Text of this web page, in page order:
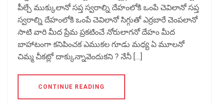
పీల్చే ముక్కులానో సప్త స్వరాల్ని దేహంలోకి ఒంపే చెవిలానో సప్త
స్వరాల్ని దేహంలోకి ఒంపే చెవిలానో సిగ్గుతో ఎర్రబారే చెంపలానో
సాటి వారి మీద ప్రేమ ప్రకటించే నోరులాగనో దేహం మీద
బాహాటంగా కనిపించక ఎముకల గూడు మధ్య ఏ మూలనో
చిమ్మ చీకట్లో దాక్కున్నావెందుకని ? నేనీ […]
CONTINUE READING